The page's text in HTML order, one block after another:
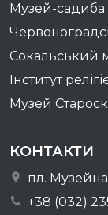
Музей-садиба
Сокальський
Інститут
Музей
КОНТАКТИ
пл.
+38 (032)